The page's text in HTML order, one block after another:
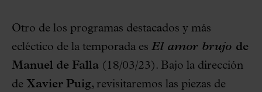
Otro de los programas destacados y más
ecléctico de la temporada es El amor brujo de
Manuel de Falla (18/03/23). Bajo la dirección
de Xavier Puig, revisitaremos las piezas de